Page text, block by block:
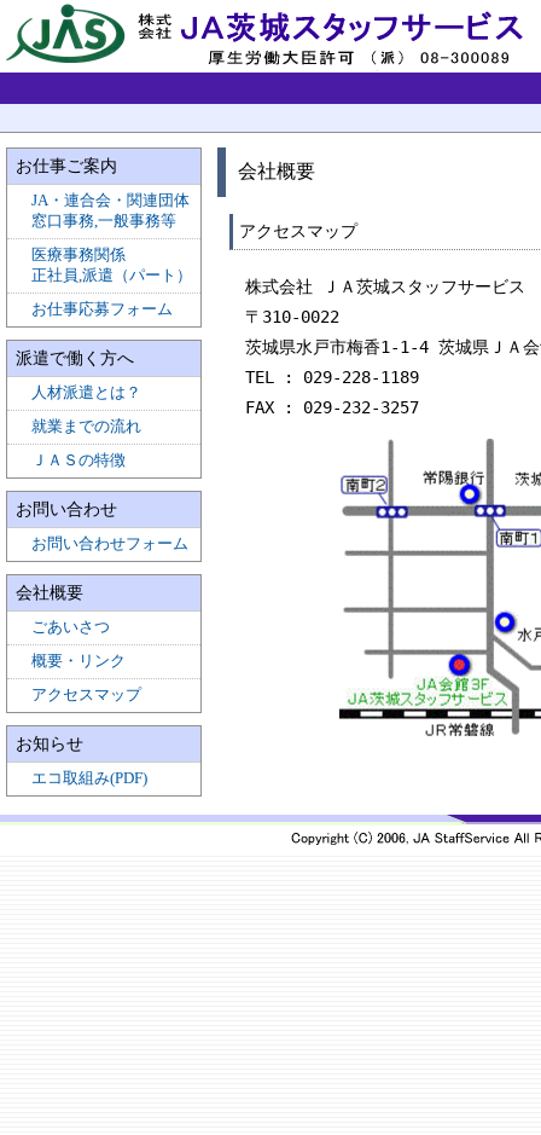
お仕事ご案内
JA・連合会・関連団体
窓口事務,一般事務等
医療事務関係
正社員,派遣（パート）
お仕事応募フォーム
派遣で働く方へ
人材派遣とは？
就業までの流れ
ＪＡＳの特徴
お問い合わせ
お問い合わせフォーム
会社概要
ごあいさつ
概要・リンク
アクセスマップ
お知らせ
エコ取組み(PDF)
会社概要
アクセスマップ
株式会社 ＪＡ茨城スタッフサービス
〒310-0022
茨城県水戸市梅香1-1-4 茨城県ＪＡ
TEL : 029-228-1189
FAX : 029-232-3257